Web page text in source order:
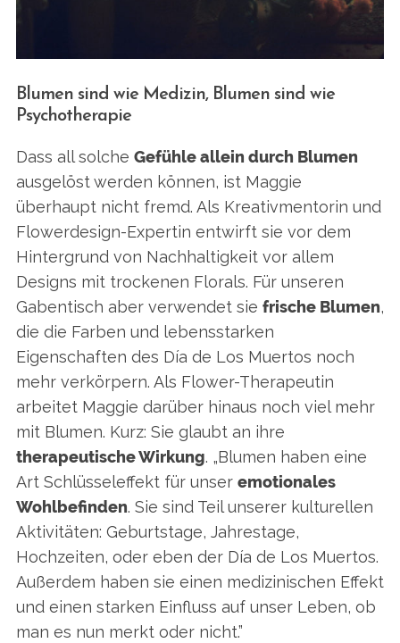
Blumen sind wie Medizin, Blumen sind wie
Psychotherapie
Dass all solche Gefühle allein durch Blumen
ausgelöst werden können, ist Maggie
überhaupt nicht fremd. Als Kreativmentorin und
Flowerdesign-Expertin entwirft sie vor dem
Hintergrund von Nachhaltigkeit vor allem
Designs mit trockenen Florals. Für unseren
Gabentisch aber verwendet sie frische Blumen,
die die Farben und lebensstarken
Eigenschaften des Día de Los Muertos noch
mehr verkörpern. Als Flower-Therapeutin
arbeitet Maggie darüber hinaus noch viel mehr
mit Blumen. Kurz: Sie glaubt an ihre
therapeutische Wirkung. „Blumen haben eine
Art Schlüsseleffekt für unser emotionales
Wohlbefinden. Sie sind Teil unserer kulturellen
Aktivitäten: Geburtstage, Jahrestage,
Hochzeiten, oder eben der Día de Los Muertos.
Außerdem haben sie einen medizinischen Effekt
und einen starken Einfluss auf unser Leben, ob
man es nun merkt oder nicht.”